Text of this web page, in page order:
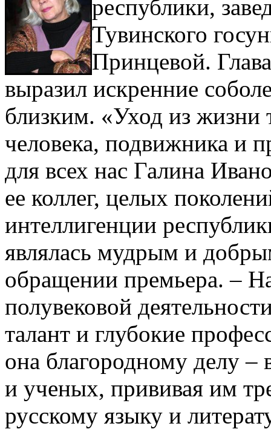
республики,
Тувинского
Принцевой.
выразил искренние
близким. «Уход из жизни
человека, подвижника и
для всех нас Галина
ее коллег, целых
интеллигенции
являлась мудрым и
обращении премьера. –
полувековой
талант и глубокие
она благородному делу
и ученых, прививая им
русскому языку и